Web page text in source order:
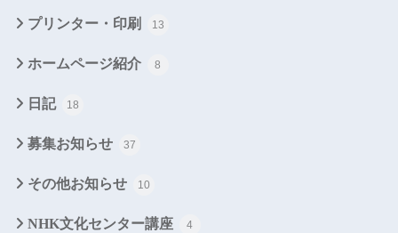
プリンター・印刷 13
ホームページ紹介 8
日記 18
募集お知らせ 37
その他お知らせ 10
NHK文化センター講座 4